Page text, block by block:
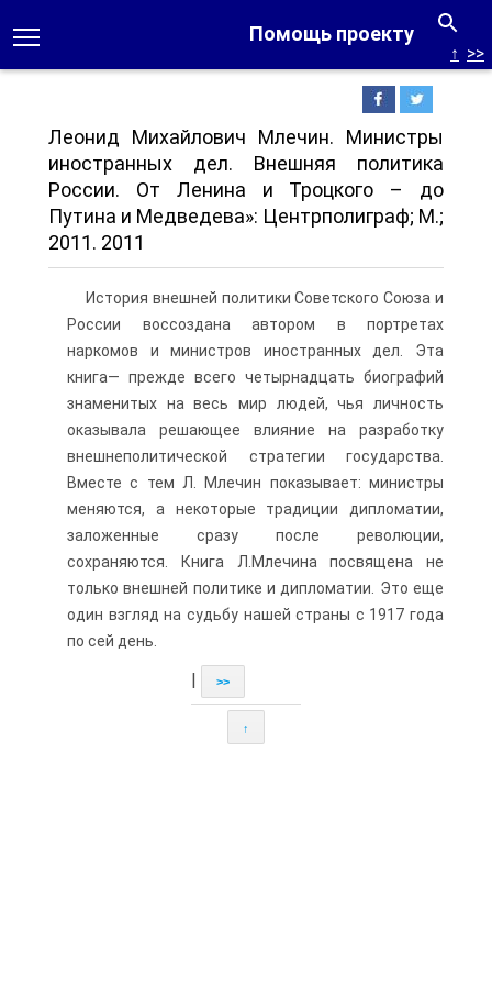
Помощь проекту
↑ >>
Леонид Михайлович Млечин. Министры
иностранных дел. Внешняя политика
России. От Ленина и Троцкого – до
Путина и Медведева»: Центрполиграф; М.;
2011. 2011
История внешней политики Советского Союза и
России воссоздана автором в портретах
наркомов и министров иностранных дел. Эта
книга— прежде всего четырнадцать биографий
знаменитых на весь мир людей, чья личность
оказывала решающее влияние на разработку
внешнеполитической стратегии государства.
Вместе с тем Л. Млечин показывает: министры
меняются, а некоторые традиции дипломатии,
заложенные сразу после революции,
сохраняются. Книга Л.Млечина посвящена не
только внешней политике и дипломатии. Это еще
один взгляд на судьбу нашей страны с 1917 года
по сей день.
>>
↑